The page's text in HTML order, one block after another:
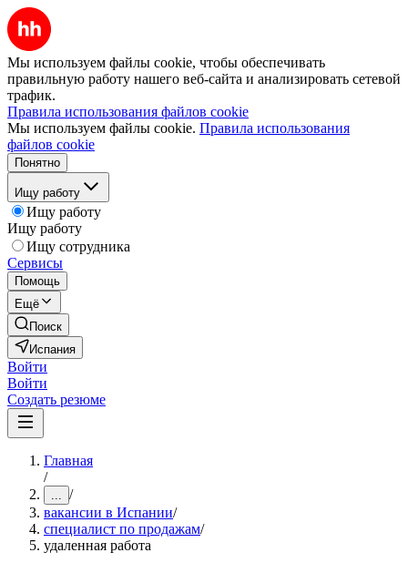
Мы используем файлы cookie, чтобы обеспечивать
правильную работу нашего веб-сайта и анализировать сетевой
трафик.
Правила использования файлов cookie
Мы используем файлы cookie. Правила использования
файлов cookie
Понятно
Ищу работу
Ищу работу
Ищу работу
Ищу сотрудника
Сервисы
Помощь
Ещё
Поиск
Испания
Войти
Войти
Создать резюме
Главная
/
... /
вакансии в Испании/
специалист по продажам/
удаленная работа